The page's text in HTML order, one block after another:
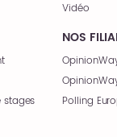
Vidéo
stages
NOS
Polling